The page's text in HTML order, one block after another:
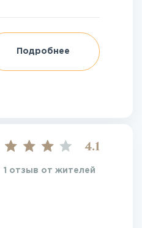
Подробнее
4.1
1 отзыв от жителей